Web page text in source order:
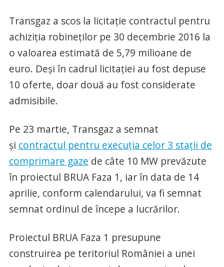
Transgaz a scos la licitaţie contractul pentru
achiziţia robineţilor pe 30 decembrie 2016 la
o valoarea estimată de 5,79 milioane de
euro. Deşi în cadrul licitaţiei au fost depuse
10 oferte, doar două au fost considerate
admisibile.
Pe 23 martie, Transgaz a semnat
şi contractul pentru execuţia celor 3 staţii de
comprimare gaze de câte 10 MW prevăzute
în proiectul BRUA Faza 1, iar în data de 14
aprilie, conform calendarului, va fi semnat
semnat ordinul de începe a lucrărilor.
Proiectul BRUA Faza 1 presupune
construirea pe teritoriul României a unei